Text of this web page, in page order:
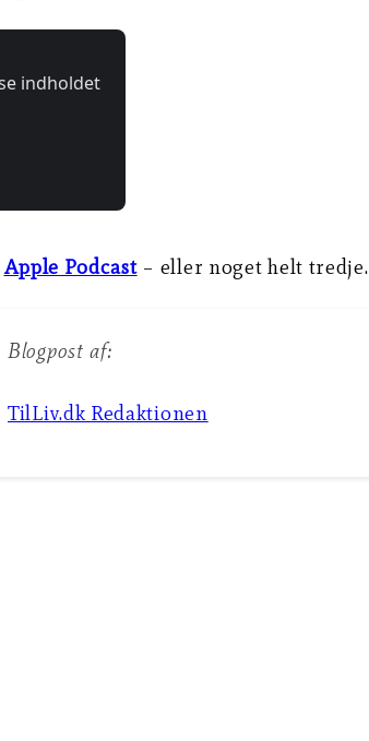
Apple Podcast– eller noget helt tredje.
Blogpost af:
TilLiv.dk Redaktionen